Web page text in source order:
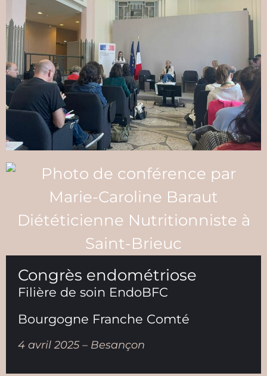
Congrès endométriose
Filière de soin EndoBFC
Bourgogne Franche Comté
4 avril 2025 – Besançon